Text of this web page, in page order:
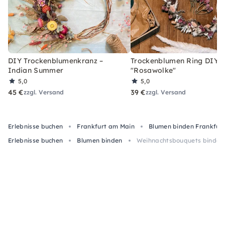
DIY Trockenblumenkranz –
Indian Summer
5,0
45 €zzgl. Versand
Trockenblumen Ring DIY-
"Rosawolke"
5,0
39 €zzgl. Versand
Erlebnisse buchen Frankfurt am Main
Blumen binden
Erlebnisse buchen
Blumen binden Weihnachtsbouquets